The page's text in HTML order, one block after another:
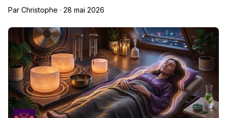
Par Christophe · 28 mai 2026